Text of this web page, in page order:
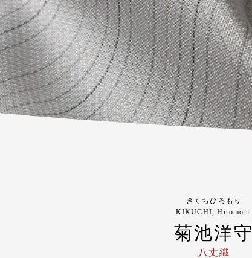
きくちひろもり
KIKUCHI, Hiromori.
菊池洋守
八丈織